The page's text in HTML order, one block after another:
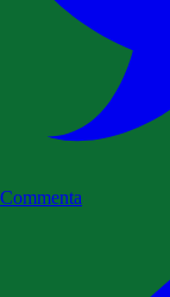
Commenta